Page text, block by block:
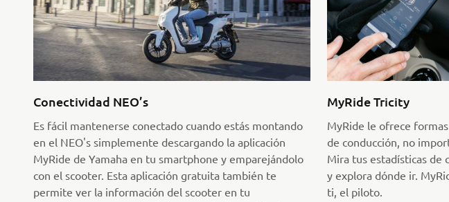
Conectividad NEO’s
Es fácil mantenerse conectado cuando estás montando
en el NEO's simplemente descargando la aplicación
MyRide de Yamaha en tu smartphone y emparejándolo
con el scooter. Esta aplicación gratuita también te
permite ver la información del scooter en tu
MyRide Tricity
MyRide le ofrece
de conducción, no
Mira tus estadísticas de
y explora dónde ir.
ti, el piloto.